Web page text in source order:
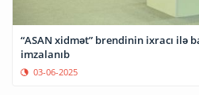
“ASAN xidmət” brendinin ixracı ilə
imzalanıb
03-06-2025